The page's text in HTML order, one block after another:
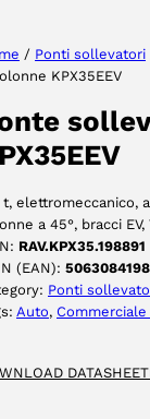
/ Ponti sollevatori
KPX35EEV
t, elettromeccanico,
a 45°, bracci
RAV.KPX35.198891
(EAN):
Ponti
Auto,
DATASHEET